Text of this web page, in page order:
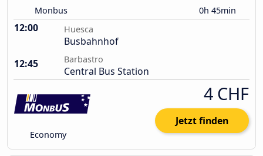
Monbus 0h 45min
12:00 Huesca
Busbahnhof
12:45
Barbastro
Central Bus Station
Economy
4 CHF
Jetzt finden